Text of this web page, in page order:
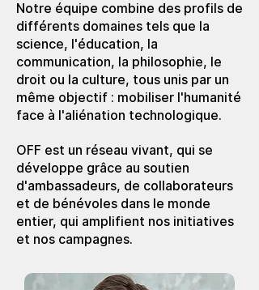
Notre équipe combine des profils de
différents domaines tels que la
science, l'éducation, la
communication, la philosophie, le
droit ou la culture, tous unis par un
même objectif : mobiliser l'humanité
face à l'aliénation technologique.
OFF est un réseau vivant, qui se
développe grâce au soutien
d'ambassadeurs, de collaborateurs
et de bénévoles dans le monde
entier, qui amplifient nos initiatives
et nos campagnes.